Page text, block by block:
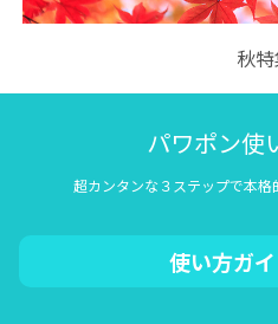
秋
パワポン使
超カンタンな３ステップで本格
使い方ガ